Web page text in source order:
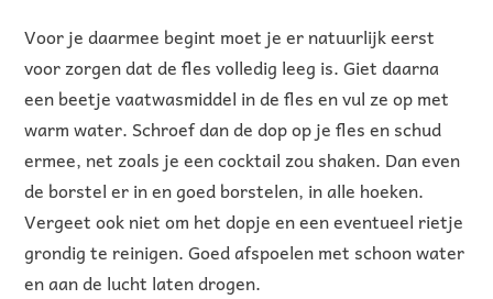
Voor je daarmee begint moet je er natuurlijk eerst
voor zorgen dat de fles volledig leeg is. Giet daarna
een beetje vaatwasmiddel in de fles en vul ze op met
warm water. Schroef dan de dop op je fles en schud
ermee, net zoals je een cocktail zou shaken. Dan even
de borstel er in en goed borstelen, in alle hoeken.
Vergeet ook niet om het dopje en een eventueel rietje
grondig te reinigen. Goed afspoelen met schoon water
en aan de lucht laten drogen.